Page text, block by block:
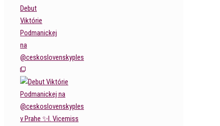
Debut
Viktórie
Podmanickej
na
@ceskoslovenskyples